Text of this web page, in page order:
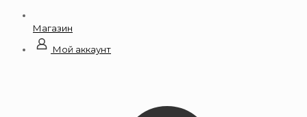
Магазин
Мой аккаунт